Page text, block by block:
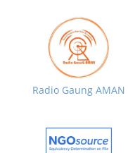
Radio Gaung AMAN